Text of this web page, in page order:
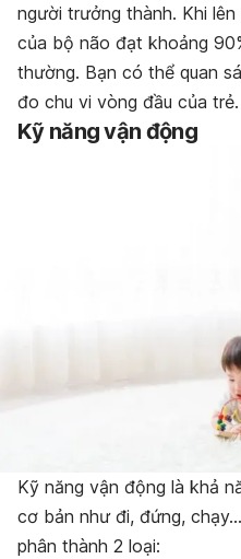
người trưởng thành. Khi
của bộ não đạt khoảng
thường. Bạn có thể quan
đo chu vi vòng đầu của trẻ.
Kỹ năng vận động
Kỹ năng vận động là khả
cơ bản như đi, đứng,
phân thành 2 loại: